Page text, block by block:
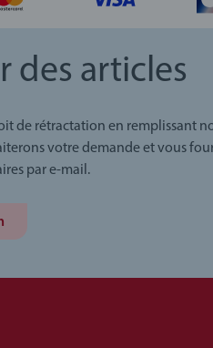
des articles
de rétractation en remplissant
votre demande et vous
par e-mail.